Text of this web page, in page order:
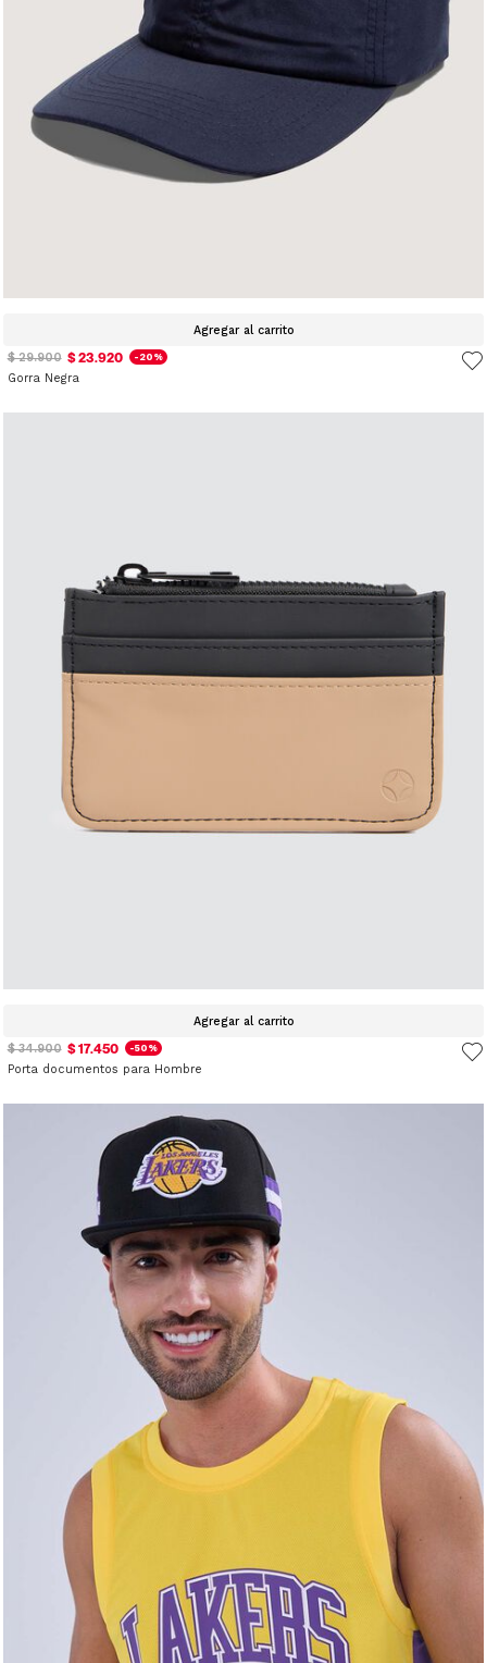
Agregar al carrito
$ 29.900 $ 23.920 -20%
Gorra Negra
Agregar al carrito
$ 34.900 $ 17.450 -50%
Porta documentos para Hombre